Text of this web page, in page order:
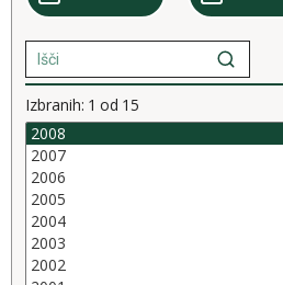
Izbranih: 1 od 15